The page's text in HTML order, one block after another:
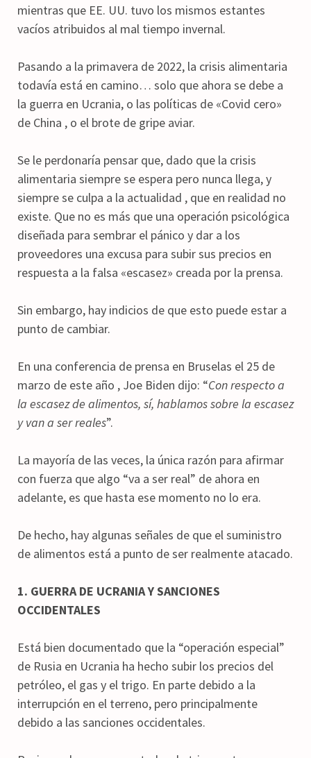
mientras que EE. UU. tuvo los mismos estantes
vacíos atribuidos al mal tiempo invernal.
Pasando a la primavera de 2022, la crisis alimentaria
todavía está en camino… solo que ahora se debe a
la guerra en Ucrania, o las políticas de «Covid cero»
de China , o el brote de gripe aviar.
Se le perdonaría pensar que, dado que la crisis
alimentaria siempre se espera pero nunca llega, y
siempre se culpa a la actualidad , que en realidad no
existe. Que no es más que una operación psicológica
diseñada para sembrar el pánico y dar a los
proveedores una excusa para subir sus precios en
respuesta a la falsa «escasez» creada por la prensa.
Sin embargo, hay indicios de que esto puede estar a
punto de cambiar.
En una conferencia de prensa en Bruselas el 25 de
marzo de este año , Joe Biden dijo: “Con respecto a
la escasez de alimentos, sí, hablamos sobre la escasez
y van a ser reales”.
La mayoría de las veces, la única razón para afirmar
con fuerza que algo “va a ser real” de ahora en
adelante, es que hasta ese momento no lo era.
De hecho, hay algunas señales de que el suministro
de alimentos está a punto de ser realmente atacado.
1. GUERRA DE UCRANIA Y SANCIONES
OCCIDENTALES
Está bien documentado que la “operación especial”
de Rusia en Ucrania ha hecho subir los precios del
petróleo, el gas y el trigo. En parte debido a la
interrupción en el terreno, pero principalmente
debido a las sanciones occidentales.